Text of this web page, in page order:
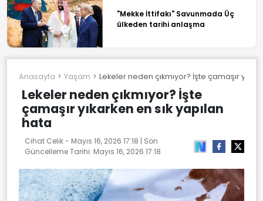
"Mekke İttifakı" Savunmada Üç
ülkeden tarihi anlaşma
Anasayfa Yaşam Lekeler neden çıkmıyor? İşte çamaşır
Lekeler neden çıkmıyor? İşte
çamaşır yıkarken en sık yapılan
hata
Cihat Celik - Mayıs 16, 2026 17:18 | Son
Güncelleme Tarihi: Mayıs 16, 2026 17:18